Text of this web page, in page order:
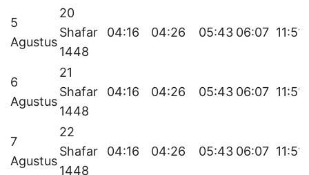
5
Agustus
20
Shafar
1448
04:16 04:26 05:43 06:07 11:51
6
Agustus
21
Shafar
1448
04:16 04:26 05:43 06:07 11:51
7
Agustus
22
Shafar
1448
04:16 04:26 05:43 06:07 11:51